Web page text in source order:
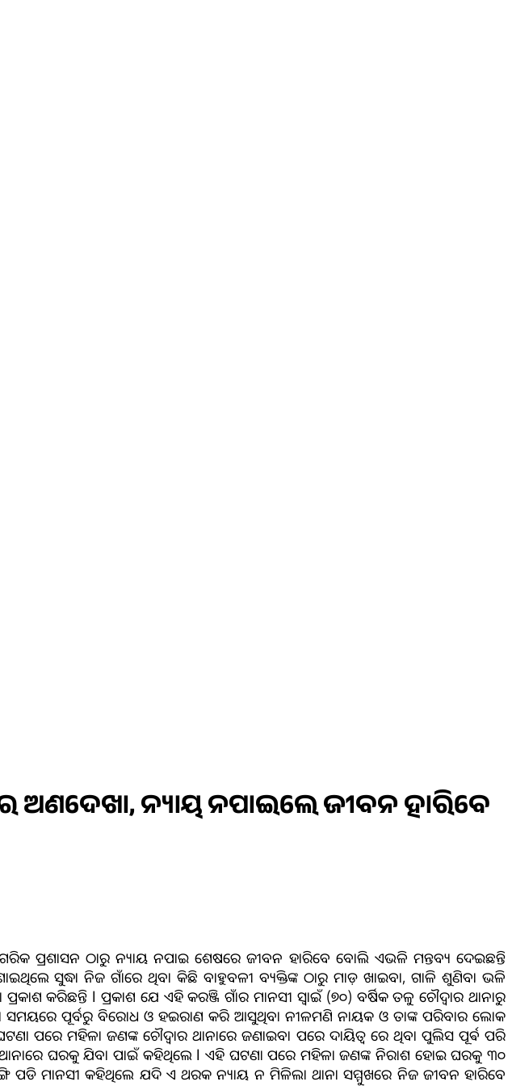
ଅଣଦେଖା, ନ୍ୟାୟ ନପାଇଲେ ଜୀବନ ହାରିବେ
ପ୍ରଶାସନ ଠାରୁ ନ୍ୟାୟ ନପାଇ ଶେଷରେ ଜୀବନ ହାରିବେ ବୋଲି ଏଭଳି ମନ୍ତବ୍ୟ ଦେଇଛନ୍ତି
ସୁଦ୍ଧା ନିଜ ଗାଁରେ ଥିବା କିଛି ବାହୁବଳୀ ବ୍ୟକ୍ତିଙ୍କ ଠାରୁ ମାଡ଼ ଖାଇବା, ଗାଳି ଶୁଣିବା ଭଳି
କରିଛନ୍ତି l ପ୍ରକାଶ ଯେ ଏହି କରଞ୍ଜି ଗାଁର ମାନସୀ ସ୍ୱାଇଁ (୭୦) ବର୍ଷିକ ତଳୁ ଚୌଦ୍ୱାର ଥାନାରୁ
ସମୟରେ ପୂର୍ବରୁ ବିରୋଧ ଓ ହଇରାଣ କରି ଆସୁଥିବା ନୀଳମଣି ନାୟକ ଓ ତାଙ୍କ ପରିବାର ଲୋକ
ପରେ ମହିଳା ଜଣଙ୍କ ଚୌଦ୍ୱାର ଥାନାରେ ଜଣାଇବା ପରେ ଦାୟିତ୍ୱ ରେ ଥିବା ପୁଲିସ ପୂର୍ଵ ପରି
ଘରକୁ ଯିବା ପାଇଁ କହିଥିଲେ l ଏହି ଘଟଣା ପରେ ମହିଳା ଜଣଙ୍କ ନିରାଶ ହୋଇ ଘରକୁ ୩୦
ପଡି ମାନସୀ କହିଥିଲେ ଯଦି ଏ ଥରକ ନ୍ୟାୟ ନ ମିଳିଲା ଥାନା ସମ୍ମୁଖରେ ନିଜ ଜୀବନ ହାରିବେ